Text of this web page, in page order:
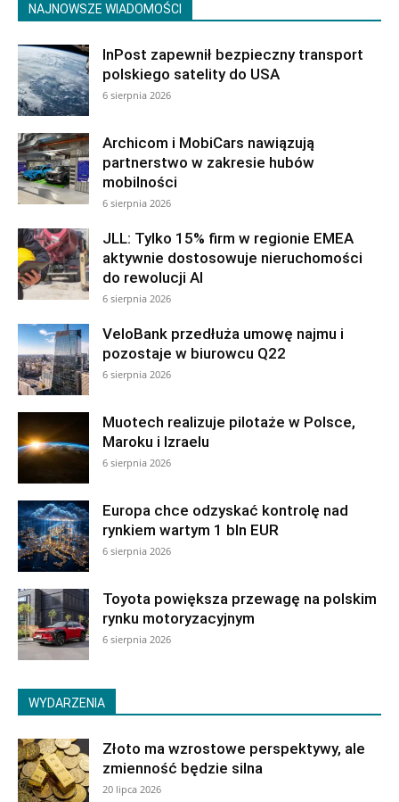
NAJNOWSZE WIADOMOŚCI
InPost zapewnił bezpieczny transport
polskiego satelity do USA
6 sierpnia 2026
Archicom i MobiCars nawiązują
partnerstwo w zakresie hubów
mobilności
6 sierpnia 2026
JLL: Tylko 15% firm w regionie EMEA
aktywnie dostosowuje nieruchomości
do rewolucji AI
6 sierpnia 2026
VeloBank przedłuża umowę najmu i
pozostaje w biurowcu Q22
6 sierpnia 2026
Muotech realizuje pilotaże w Polsce,
Maroku i Izraelu
6 sierpnia 2026
Europa chce odzyskać kontrolę nad
rynkiem wartym 1 bln EUR
6 sierpnia 2026
Toyota powiększa przewagę na polskim
rynku motoryzacyjnym
6 sierpnia 2026
WYDARZENIA
Złoto ma wzrostowe perspektywy, ale
zmienność będzie silna
20 lipca 2026